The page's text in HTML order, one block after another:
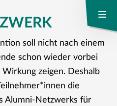
soll nicht nach einem
schon wieder vorbei
zeigen. Deshalb
die
Alumni-Netzwerks für